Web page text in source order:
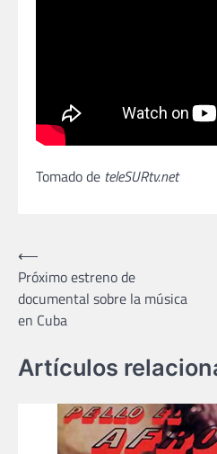
Tomado de teleSURtv.net
Navegación
de
entradas
⟵
Próximo estreno de
documental sobre la música
en Cuba
Artículos